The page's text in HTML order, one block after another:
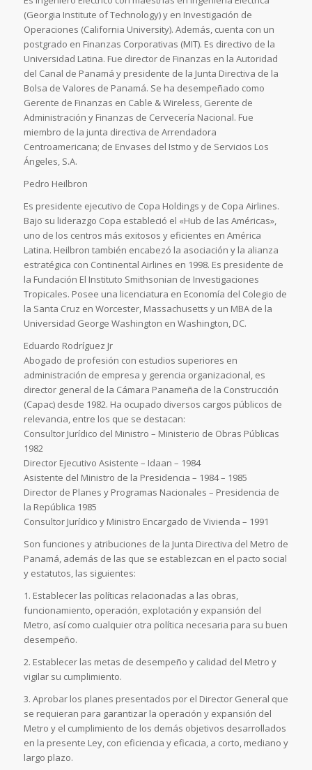
(Georgia Institute of Technology) y en Investigación de
Operaciones (California University). Además, cuenta con un
postgrado en Finanzas Corporativas (MIT). Es directivo de la
Universidad Latina. Fue director de Finanzas en la Autoridad
del Canal de Panamá y presidente de la Junta Directiva de la
Bolsa de Valores de Panamá. Se ha desempeñado como
Gerente de Finanzas en Cable & Wireless, Gerente de
Administración y Finanzas de Cervecería Nacional. Fue
miembro de la junta directiva de Arrendadora
Centroamericana; de Envases del Istmo y de Servicios Los
Ángeles, S.A.
Pedro Heilbron
Es presidente ejecutivo de Copa Holdings y de Copa Airlines.
Bajo su liderazgo Copa estableció el «Hub de las Américas»,
uno de los centros más exitosos y eficientes en América
Latina. Heilbron también encabezó la asociación y la alianza
estratégica con Continental Airlines en 1998. Es presidente de
la Fundación El Instituto Smithsonian de Investigaciones
Tropicales. Posee una licenciatura en Economía del Colegio de
la Santa Cruz en Worcester, Massachusetts y un MBA de la
Universidad George Washington en Washington, DC.
Eduardo Rodríguez Jr
Abogado de profesión con estudios superiores en
administración de empresa y gerencia organizacional, es
director general de la Cámara Panameña de la Construcción
(Capac) desde 1982. Ha ocupado diversos cargos públicos de
relevancia, entre los que se destacan:
Consultor Jurídico del Ministro – Ministerio de Obras Públicas
1982
Director Ejecutivo Asistente – Idaan – 1984
Asistente del Ministro de la Presidencia – 1984 – 1985
Director de Planes y Programas Nacionales – Presidencia de
la República 1985
Consultor Jurídico y Ministro Encargado de Vivienda – 1991
Son funciones y atribuciones de la Junta Directiva del Metro de
Panamá, además de las que se establezcan en el pacto social
y estatutos, las siguientes:
1. Establecer las políticas relacionadas a las obras,
funcionamiento, operación, explotación y expansión del
Metro, así como cualquier otra política necesaria para su buen
desempeño.
2. Establecer las metas de desempeño y calidad del Metro y
vigilar su cumplimiento.
3. Aprobar los planes presentados por el Director General que
se requieran para garantizar la operación y expansión del
Metro y el cumplimiento de los demás objetivos desarrollados
en la presente Ley, con eficiencia y eficacia, a corto, mediano y
largo plazo.